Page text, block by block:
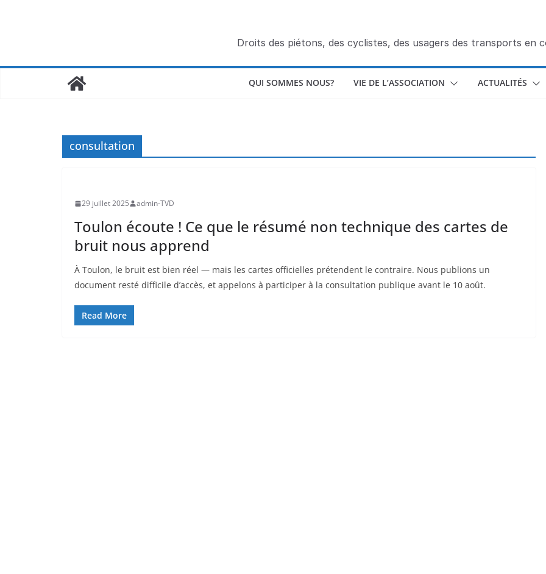
Droits des piétons, des cyclistes, des usagers des transports en
QUI SOMMES NOUS? VIE DE L’ASSOCIATION ACTUALITÉS
consultation
29 juillet 2025 admin-TVD
Toulon écoute ! Ce que le résumé non technique des cartes de
bruit nous apprend
À Toulon, le bruit est bien réel — mais les cartes officielles prétendent le contraire. Nous publions un
document resté difficile d’accès, et appelons à participer à la consultation publique avant le 10 août.
Read More